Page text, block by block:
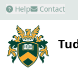
Help Contact